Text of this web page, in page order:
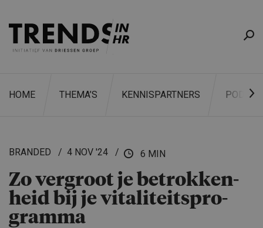
HOME THEMA’S KENNISPARTNERS
ZOEKEN
BRANDED 4 NOV '24 6 MIN
Zo vergroot je betrokken­
heid bij je vitaliteits­pro­
gramma